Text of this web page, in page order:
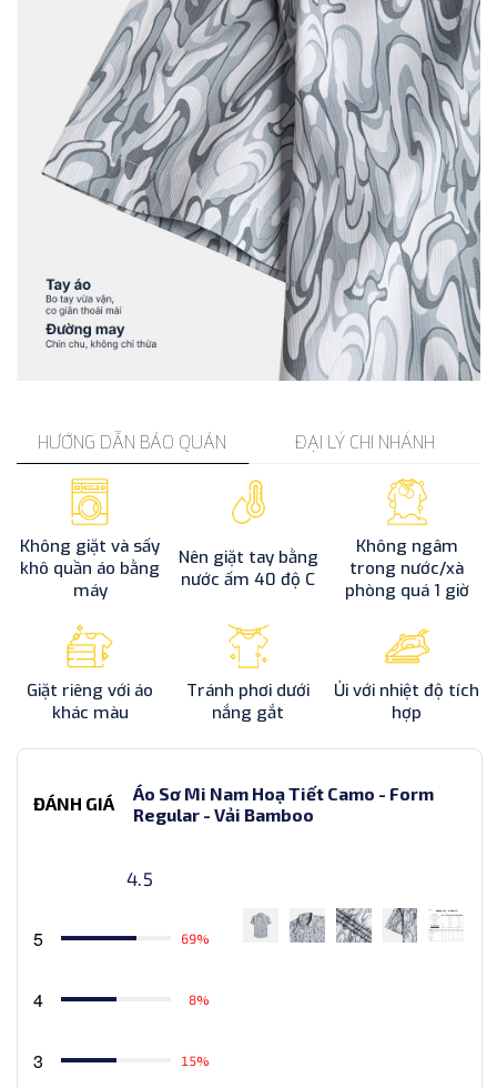
ĐÁNH GIÁ
Áo Sơ Mi Nam Hoạ Tiết Camo - Form
Regular - Vải Bamboo
4.5
5
4
3
69%
15%
8%
HƯỚNG DẪN BẢO QUẢN ĐẠI LÝ CHI NHÁNH
Không giặt và sấy
khô quần áo bằng
máy
Nên giặt tay bằng
nước ấm 40 độ C
Không ngâm
trong nước/xà
phòng quá 1 giờ
Giặt riêng với áo
khác màu
Tránh phơi dưới
nắng gắt
Ủi với nhiệt độ tích
hợp